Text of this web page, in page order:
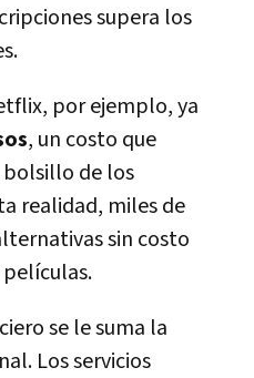
supera los
por ejemplo, ya
, un costo que
de los
realidad, miles de
sin costo
se le suma la
Los servicios